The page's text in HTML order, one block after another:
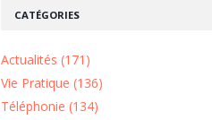
CATÉGORIES
Actualités (171)
Vie Pratique (136)
Téléphonie (134)